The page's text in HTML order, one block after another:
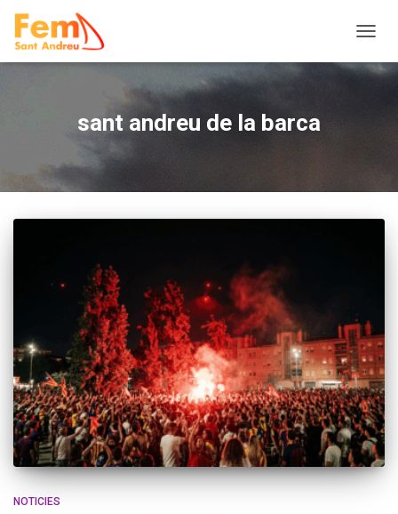
sant andreu de la barca
NOTICIES